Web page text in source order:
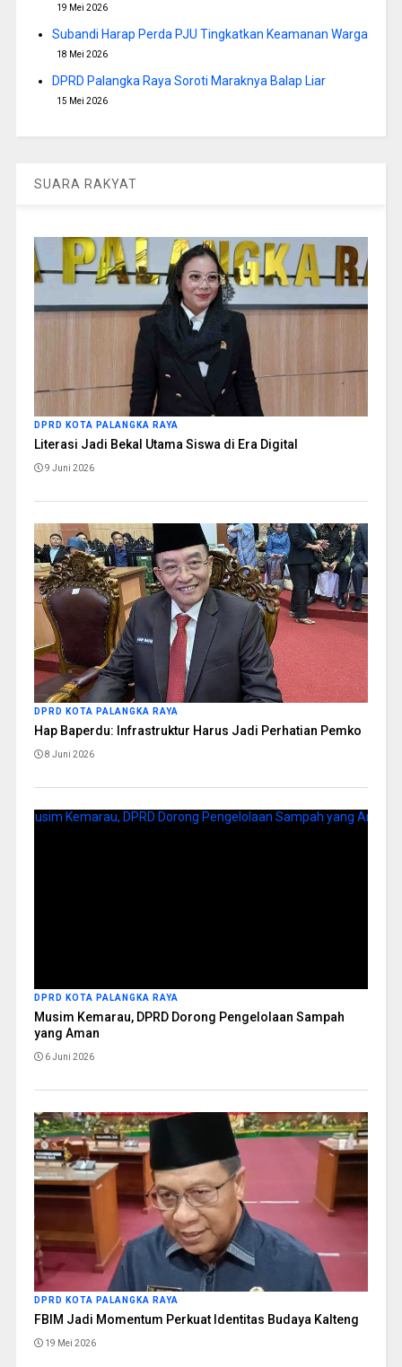
19 Mei 2026
Subandi Harap Perda PJU Tingkatkan Keamanan Warga
18 Mei 2026
DPRD Palangka Raya Soroti Maraknya Balap Liar
15 Mei 2026
SUARA RAKYAT
DPRD KOTA PALANGKA RAYA
Literasi Jadi Bekal Utama Siswa di Era Digital
9 Juni 2026
DPRD KOTA PALANGKA RAYA
Hap Baperdu: Infrastruktur Harus Jadi Perhatian Pemko
8 Juni 2026
DPRD KOTA PALANGKA RAYA
Musim Kemarau, DPRD Dorong Pengelolaan Sampah
yang Aman
6 Juni 2026
DPRD KOTA PALANGKA RAYA
FBIM Jadi Momentum Perkuat Identitas Budaya Kalteng
19 Mei 2026